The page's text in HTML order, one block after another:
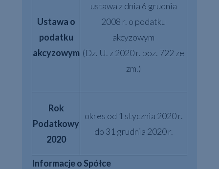
Ustawa o
podatku
akcyzowym
ustawa z dnia 6 grudnia
2008 r. o podatku
akcyzowym
(Dz. U. z 2020 r. poz. 722 ze
zm.)
Rok
Podatkowy
2020
okres od 1 stycznia 2020 r.
do 31 grudnia 2020 r.
Informacje o Spółce